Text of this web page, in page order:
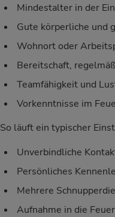
Mindestalter in der
Gute körperliche und
Wohnort oder
Bereitschaft,
Teamfähigkeit und
Vorkenntnisse im
So läuft ein typischer
Unverbindliche
Persönliches
Mehrere
Aufnahme in die